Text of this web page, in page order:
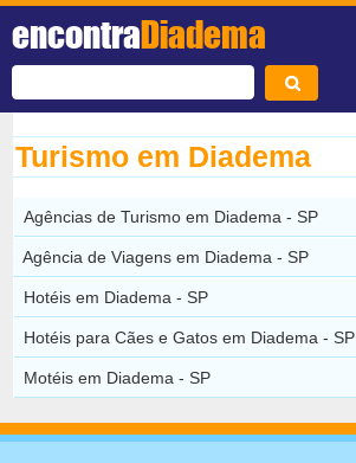
encontraDiadema
Turismo em Diadema
Agências de Turismo em Diadema - SP
Agência de Viagens em Diadema - SP
Hotéis em Diadema - SP
Hotéis para Cães e Gatos em Diadema - SP
Motéis em Diadema - SP